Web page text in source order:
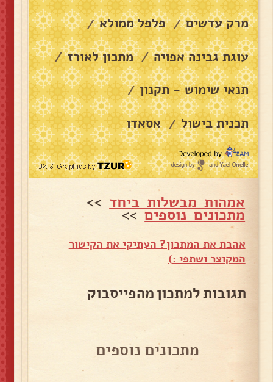
מרק עדשים / פלפל ממולא /
עוגת גבינה אפויה / מתכון לאורז /
תנאי שימוש - תקנון /
תכנית בישול / אסאדו
אמהות מבשלות ביחד >>
מתכונים נוספים>>
אהבת את המתכון? העתיקי את הקישור
המקוצר ושתפי :)
תגובות למתכון מהפייסבוק
מתכונים נוספים